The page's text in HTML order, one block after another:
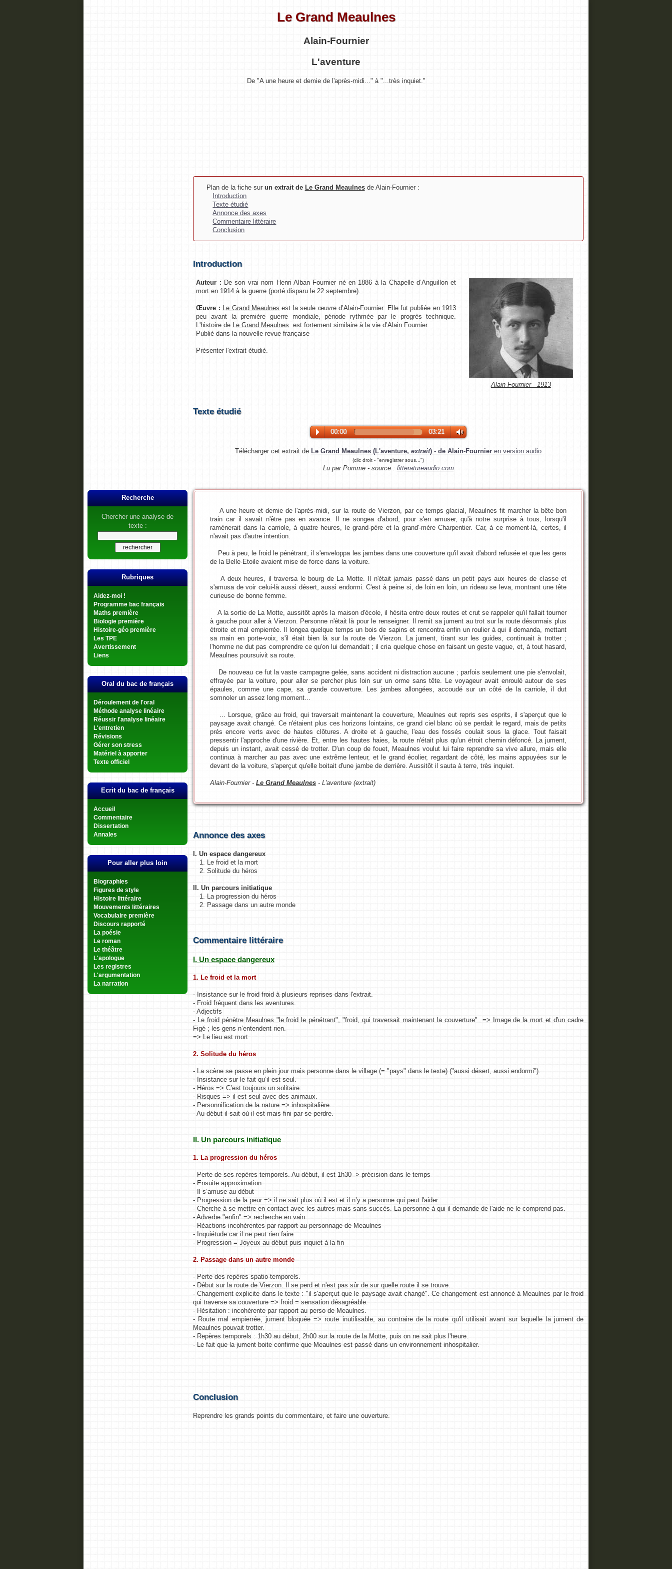
Le Grand Meaulnes
Alain-Fournier
L'aventure
De "A une heure et demie de l'après-midi..." à "...très inquiet."
Recherche
Chercher une analyse de
texte :
Rubriques
Aidez-moi !
Programme bac français
Maths première
Biologie première
Histoire-géo première
Les TPE
Avertissement
Liens
Oral du bac de français
Déroulement de l'oral
Méthode analyse linéaire
Réussir l'analyse linéaire
L'entretien
Révisions
Gérer son stress
Matériel à apporter
Texte officiel
Ecrit du bac de français
Accueil
Commentaire
Dissertation
Annales
Pour aller plus loin
Biographies
Figures de style
Histoire littéraire
Mouvements littéraires
Vocabulaire première
Discours rapporté
La poésie
Le roman
Le théâtre
L'apologue
Les registres
L'argumentation
La narration
Plan de la fiche sur un extrait de Le Grand Meaulnesde Alain-Fournier :
Introduction
Texte étudié
Annonce des axes
Commentaire littéraire
Conclusion
Introduction
Auteur : De son vrai nom Henri Alban Fournier né en 1886 à la Chapelle d’Anguillon et
mort en 1914 à la guerre (porté disparu le 22 septembre).
Œuvre : Le Grand Meaulnes est la seule œuvre d’Alain-Fournier. Elle fut publiée en 1913
peu avant la première guerre mondiale, période rythmée par le progrès technique.
L'histoire de Le Grand Meaulnes est fortement similaire à la vie d’Alain Fournier.
Publié dans la nouvelle revue française
Présenter l'extrait étudié.
Alain-Fournier - 1913
Texte étudié
00:00 03:21
Télécharger cet extrait de Le Grand Meaulnes (L'aventure, extrait) - de Alain-Fournier en version audio
(clic droit - "enregistrer sous...")
Lu par Pomme - source : litteratureaudio.com
A une heure et demie de l'après-midi, sur la route de Vierzon, par ce temps glacial, Meaulnes fit marcher la bête bon
train car il savait n'être pas en avance. Il ne songea d'abord, pour s'en amuser, qu'à notre surprise à tous, lorsqu'il
ramènerait dans la carriole, à quatre heures, le grand-père et la grand'-mère Charpentier. Car, à ce moment-là, certes, il
n'avait pas d'autre intention.
Peu à peu, le froid le pénétrant, il s'enveloppa les jambes dans une couverture qu'il avait d'abord refusée et que les gens
de la Belle-Etoile avaient mise de force dans la voiture.
A deux heures, il traversa le bourg de La Motte. Il n'était jamais passé dans un petit pays aux heures de classe et
s'amusa de voir celui-là aussi désert, aussi endormi. C'est à peine si, de loin en loin, un rideau se leva, montrant une tête
curieuse de bonne femme.
A la sortie de La Motte, aussitôt après la maison d'école, il hésita entre deux routes et crut se rappeler qu'il fallait tourner
à gauche pour aller à Vierzon. Personne n'était là pour le renseigner. Il remit sa jument au trot sur la route désormais plus
étroite et mal empierrée. Il longea quelque temps un bois de sapins et rencontra enfin un roulier à qui il demanda, mettant
sa main en porte-voix, s'il était bien là sur la route de Vierzon. La jument, tirant sur les guides, continuait à trotter ;
l'homme ne dut pas comprendre ce qu'on lui demandait ; il cria quelque chose en faisant un geste vague, et, à tout hasard,
Meaulnes poursuivit sa route.
De nouveau ce fut la vaste campagne gelée, sans accident ni distraction aucune ; parfois seulement une pie s'envolait,
effrayée par la voiture, pour aller se percher plus loin sur un orme sans tête. Le voyageur avait enroulé autour de ses
épaules, comme une cape, sa grande couverture. Les jambes allongées, accoudé sur un côté de la carriole, il dut
somnoler un assez long moment...
... Lorsque, grâce au froid, qui traversait maintenant la couverture, Meaulnes eut repris ses esprits, il s'aperçut que le
paysage avait changé. Ce n'étaient plus ces horizons lointains, ce grand ciel blanc où se perdait le regard, mais de petits
prés encore verts avec de hautes clôtures. A droite et à gauche, l'eau des fossés coulait sous la glace. Tout faisait
pressentir l'approche d'une rivière. Et, entre les hautes haies, la route n'était plus qu'un étroit chemin défoncé. La jument,
depuis un instant, avait cessé de trotter. D'un coup de fouet, Meaulnes voulut lui faire reprendre sa vive allure, mais elle
continua à marcher au pas avec une extrême lenteur, et le grand écolier, regardant de côté, les mains appuyées sur le
devant de la voiture, s'aperçut qu'elle boitait d'une jambe de derrière. Aussitôt il sauta à terre, très inquiet.
Alain-Fournier - Le Grand Meaulnes - L'aventure (extrait)
Annonce des axes
I. Un espace dangereux
1. Le froid et la mort
2. Solitude du héros
II. Un parcours initiatique
1. La progression du héros
2. Passage dans un autre monde
Commentaire littéraire
I. Un espace dangereux
1. Le froid et la mort
- Insistance sur le froid froid à plusieurs reprises dans l'extrait.
- Froid fréquent dans les aventures.
- Adjectifs
- Le froid pénètre Meaulnes "le froid le pénétrant", "froid, qui traversait maintenant la couverture" => Image de la mort et d'un cadre
Figé ; les gens n’entendent rien.
=> Le lieu est mort
2. Solitude du héros
- La scène se passe en plein jour mais personne dans le village (= "pays" dans le texte) ("aussi désert, aussi endormi").
- Insistance sur le fait qu’il est seul.
- Héros => C’est toujours un solitaire.
- Risques => il est seul avec des animaux.
- Personnification de la nature => inhospitalière.
- Au début il sait où il est mais fini par se perdre.
II. Un parcours initiatique
1. La progression du héros
- Perte de ses repères temporels. Au début, il est 1h30 -> précision dans le temps
- Ensuite approximation
- Il s’amuse au début
- Progression de la peur => il ne sait plus où il est et il n’y a personne qui peut l'aider.
- Cherche à se mettre en contact avec les autres mais sans succès. La personne à qui il demande de l'aide ne le comprend pas.
- Adverbe "enfin" => recherche en vain
- Réactions incohérentes par rapport au personnage de Meaulnes
- Inquiétude car il ne peut rien faire
- Progression = Joyeux au début puis inquiet à la fin
2. Passage dans un autre monde
- Perte des repères spatio-temporels.
- Début sur la route de Vierzon. Il se perd et n'est pas sûr de sur quelle route il se trouve.
- Changement explicite dans le texte : "il s'aperçut que le paysage avait changé". Ce changement est annoncé à Meaulnes par le froid
qui traverse sa couverture => froid = sensation désagréable.
- Hésitation : incohérente par rapport au perso de Meaulnes.
- Route mal empierrée, jument bloquée => route inutilisable, au contraire de la route qu'il utilisait avant sur laquelle la jument de
Meaulnes pouvait trotter.
- Repères temporels : 1h30 au début, 2h00 sur la route de la Motte, puis on ne sait plus l'heure.
- Le fait que la jument boite confirme que Meaulnes est passé dans un environnement inhospitalier.
Conclusion
Reprendre les grands points du commentaire, et faire une ouverture.